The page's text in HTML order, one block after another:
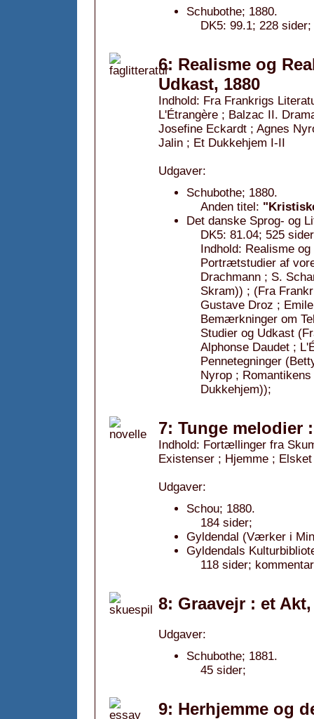
Schubothe; 1880.
DK5: 99.1; 228 sider;
6: Realisme og
Udkast, 1880
Indhold: Fra Frankrigs
L'Étrangère ; Balzac II.
Josefine Eckardt ; Agnes
Jalin ; Et Dukkehjem I-II
Udgaver:
Schubothe; 1880.
Anden titel:
Det danske Sprog- og
DK5: 81.04; 525
Indhold: Realisme
Portrætstudier af
Drachmann ; S.
Skram)) ; (Fra
Gustave Droz ;
Bemærkninger om
Studier og Udkast
Alphonse Daudet ;
Pennetegninger
Nyrop ;
Dukkehjem));
7: Tunge melodier
Indhold: Fortællinger fra
Existenser ; Hjemme ;
Udgaver:
Schou; 1880.
184 sider;
Gyldendal (Værker i
Gyldendals
118 sider;
8: Graavejr : et Akt,
Udgaver:
Schubothe; 1881.
45 sider;
9: Herhjemme og